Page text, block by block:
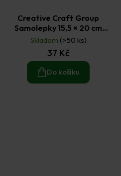
Creative Craft Group
Samolepky 15,5 × 20 cm
Pejci a kočky
Skladem (>50 ks)
37 Kč
Do košíku